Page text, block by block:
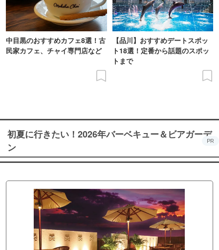
中目黒のおすすめカフェ8選！古
民家カフェ、チャイ専門店など
【品川】おすすめデートスポッ
ト18選！定番から話題のスポッ
トまで
初夏に行きたい！2026年バーベキュー＆ビアガーデ
ン
PR